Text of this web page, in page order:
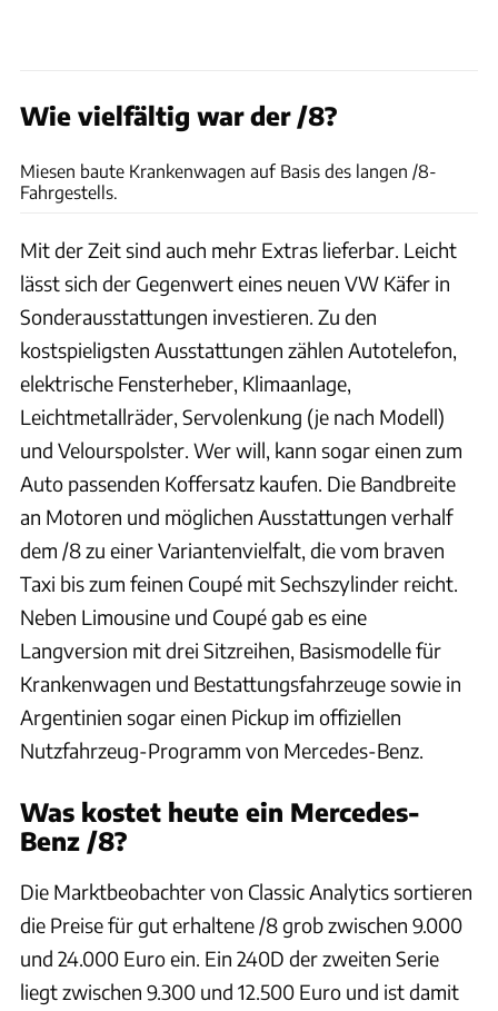
Wie vielfältig war der /8?
Miesen baute Krankenwagen auf Basis des langen /8-
Fahrgestells.
Mit der Zeit sind auch mehr Extras lieferbar. Leicht
lässt sich der Gegenwert eines neuen VW Käfer in
Sonderausstattungen investieren. Zu den
kostspieligsten Ausstattungen zählen Autotelefon,
elektrische Fensterheber, Klimaanlage,
Leichtmetallräder, Servolenkung (je nach Modell)
und Velourspolster. Wer will, kann sogar einen zum
Auto passenden Koffersatz kaufen. Die Bandbreite
an Motoren und möglichen Ausstattungen verhalf
dem /8 zu einer Variantenvielfalt, die vom braven
Taxi bis zum feinen Coupé mit Sechszylinder reicht.
Neben Limousine und Coupé gab es eine
Langversion mit drei Sitzreihen, Basismodelle für
Krankenwagen und Bestattungsfahrzeuge sowie in
Argentinien sogar einen Pickup im offiziellen
Nutzfahrzeug-Programm von Mercedes-Benz.
Was kostet heute ein Mercedes-
Benz /8?
Die Marktbeobachter von Classic Analytics sortieren
die Preise für gut erhaltene /8 grob zwischen 9.000
und 24.000 Euro ein. Ein 240D der zweiten Serie
liegt zwischen 9.300 und 12.500 Euro und ist damit